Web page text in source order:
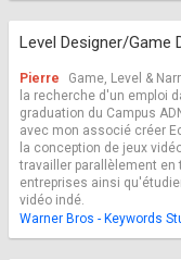
Level Designer/Game
Pierre
Game, Level &
la recherche d'un emploi
graduation du Campus
avec mon associé créer
la conception de jeux
travailler parallèlement en
entreprises ainsi
vidéo indé.
Warner Bros - Keywords